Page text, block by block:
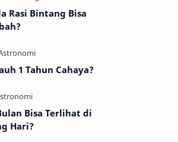
Rasi Bintang Bisa
1 Tahun Cahaya?
Bisa Terlihat di
Hari?